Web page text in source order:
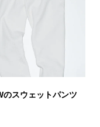
のスウェットパンツ